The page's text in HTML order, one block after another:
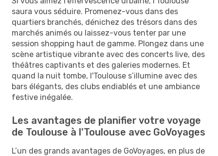
saura vous séduire. Promenez-vous dans des
quartiers branchés, dénichez des trésors dans des
marchés animés ou laissez-vous tenter par une
session shopping haut de gamme. Plongez dans une
scène artistique vibrante avec des concerts live, des
théâtres captivants et des galeries modernes. Et
quand la nuit tombe, l'Toulouse s’illumine avec des
bars élégants, des clubs endiablés et une ambiance
festive inégalée.
Les avantages de planifier votre voyage
de Toulouse à l'Toulouse avec GoVoyages
L’un des grands avantages de GoVoyages, en plus de